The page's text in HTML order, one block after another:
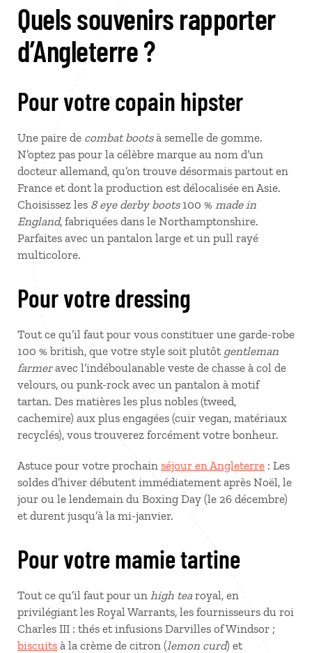
Quels souvenirs rapporter
d’Angleterre ?
Pour votre copain hipster
Une paire de combat bootsà semelle de gomme.
N’optez pas pour la célèbre marque au nom d’un
docteur allemand, qu’on trouve désormais partout en
France et dont la production est délocalisée en Asie.
Choisissez les 8 eye derby boots100 % made in
England, fabriquées dans le Northamptonshire.
Parfaites avec un pantalon large et un pull rayé
multicolore.
Pour votre dressing
Tout ce qu’il faut pour vous constituer une garde-robe
100 % british, que votre style soit plutôt gentleman
farmeravec l’indéboulanable veste de chasse à col de
velours, ou punk-rock avec un pantalon à motif
tartan. Des matières les plus nobles (tweed,
cachemire) aux plus engagées (cuir vegan, matériaux
recyclés), vous trouverez forcément votre bonheur.
Astuce pour votre prochain séjour en Angleterre : Les
soldes d’hiver débutent immédiatement après Noël, le
jour ou le lendemain du Boxing Day (le 26 décembre)
et durent jusqu’à la mi-janvier.
Pour votre mamie tartine
Tout ce qu’il faut pour un high tea royal, en
privilégiant les Royal Warrants, les fournisseurs du roi
Charles III : thés et infusions Darvilles of Windsor ;
biscuits à la crème de citron (lemon curd) et